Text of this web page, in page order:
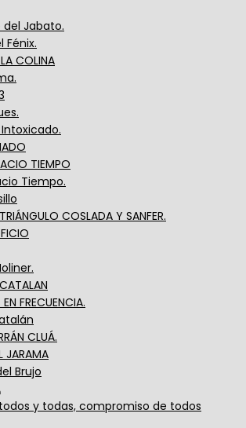
del Jabato.
Fénix.
COLINA
TIEMPO
Tiempo.
COSLADA Y SANFER.
FRECUENCIA.
CLUÁ.
JARAMA
Brujo
y todas, compromiso de todos